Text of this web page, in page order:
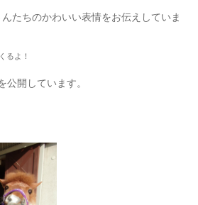
ちのかわいい表情をお伝えしていま
るよ！
しています。